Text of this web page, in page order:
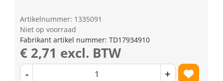
Artikelnummer: 1335091
Niet op voorraad
Fabrikant artikel nummer: TD17934910
€ 2,71 excl. BTW
- +